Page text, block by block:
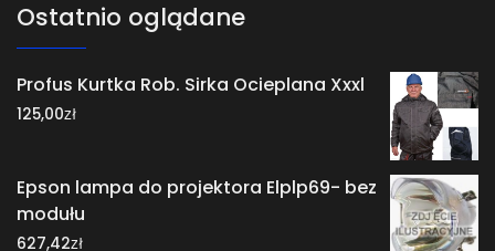
Ostatnio oglądane
Profus Kurtka Rob. Sirka Ocieplana Xxxl
125,00zł
Epson lampa do projektora Elplp69- bez
modułu
627,42zł